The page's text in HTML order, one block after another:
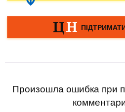
Произошла ошибка при